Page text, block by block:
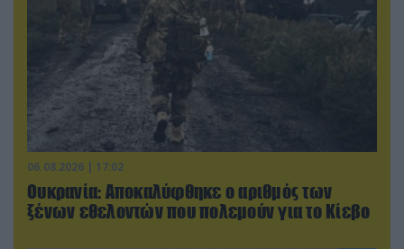
06.08.2026 | 17:02
Ουκρανία: Αποκαλύφθηκε ο αριθμός των
ξένων εθελοντών που πολεμούν για το Κίεβο